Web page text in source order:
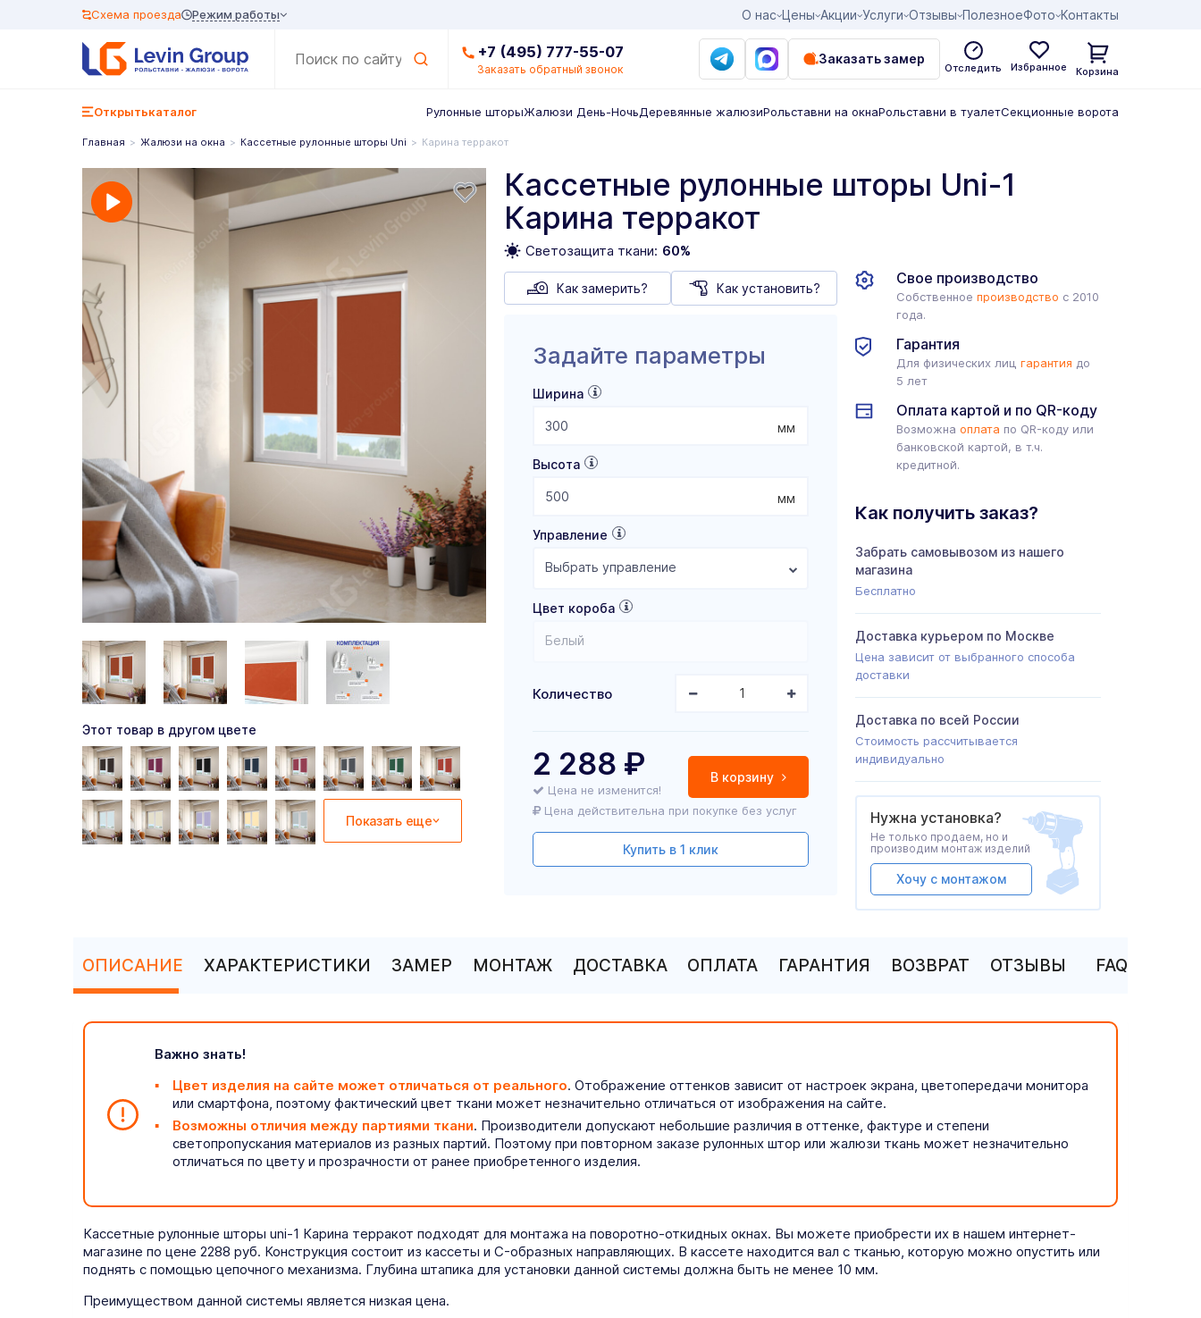
О нас Цены Акции Услуги Отзывы ПолезноеФото Контакты
Схема проезда Режим работы
+7 (495) 777-55-07
Заказать обратный звонок
Заказать замер
Отследить Избранное Корзина
Открытькаталог Рулонные шторыЖалюзи День-НочьДеревянные жалюзиРольставни на окнаРольставни в туалетСекционные ворота
Главная Жалюзи на окна Кассетные рулонные шторы Uni Карина терракот
Кассетные рулонные шторы Uni-1
Карина терракот
Светозащита ткани: 60%
Этот товар в другом цвете
Показать еще
Как замерить? Как установить?
Задайте параметры
Ширина
мм
Высота
мм
Управление
Выбрать управление
Цвет короба
Белый
Количество
В корзину
2 288 ₽
Цена не изменится!
Цена действительна при покупке без услуг
Купить в 1 клик
Свое производство
Собственноепроизводство с 2010
года.
Гарантия
Для физических лицгарантия до
5 лет
Оплата картой и по QR-коду
Возможнаоплата по QR-коду или
банковской картой, в т.ч.
кредитной.
Как получить заказ?
Забрать самовывозом из нашего
магазина
Бесплатно
Доставка курьером по Москве
Цена зависит от выбранного способа
доставки
Доставка по всей России
Стоимость рассчитывается
индивидуально
Нужна установка?
Не только продаем, но и
производим монтаж изделий
Хочу с монтажом
ОПИСАНИЕ ХАРАКТЕРИСТИКИ ЗАМЕР МОНТАЖ ДОСТАВКА ОПЛАТА ГАРАНТИЯ ВОЗВРАТ ОТЗЫВЫ FAQ
Важно знать!
Цвет изделия на сайте может отличаться от реального. Отображение оттенков зависит от настроек экрана, цветопередачи монитора
или смартфона, поэтому фактический цвет ткани может незначительно отличаться от изображения на сайте.
Возможны отличия между партиями ткани. Производители допускают небольшие различия в оттенке, фактуре и степени
светопропускания материалов из разных партий. Поэтому при повторном заказе рулонных штор или жалюзи ткань может незначительно
отличаться по цвету и прозрачности от ранее приобретенного изделия.
Кассетные рулонные шторы uni-1 Карина терракот подходят для монтажа на поворотно-откидных окнах. Вы можете приобрести их в нашем интернет-
магазине по цене 2288 руб. Конструкция состоит из кассеты и C-образных направляющих. В кассете находится вал с тканью, которую можно опустить или
поднять с помощью цепочного механизма. Глубина штапика для установки данной системы должна быть не менее 10 мм.
Преимуществом данной системы является низкая цена.